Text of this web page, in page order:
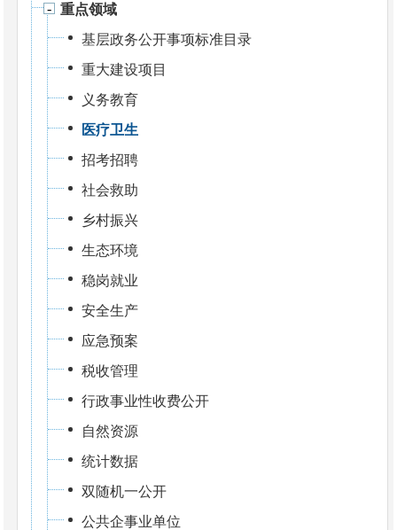
重点领域
基层政务公开事项标准目录
重大建设项目
义务教育
医疗卫生
招考招聘
社会救助
乡村振兴
生态环境
稳岗就业
安全生产
应急预案
税收管理
行政事业性收费公开
自然资源
统计数据
双随机一公开
公共企事业单位